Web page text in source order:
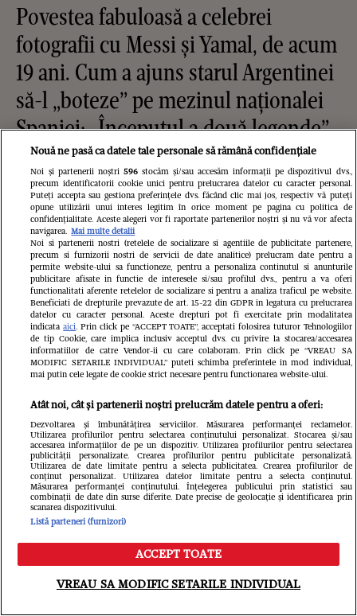
Povestea fabuloasă a celebrei
fotografii cu Messi și Yamal, de acum
19 ani. Cum a ajuns starul Argentinei
să-l „boteze” pe mezinul naționalei
Spaniei: „Începutul a două legende”
FANATIK.RO
Marcel Pușcaș, uimit de ce a văzut în
FCSB – FC Argeș 2-0: „De la sublim
la aproape ridicol”
Aymen Boutoutaou, noua
GSP.RO
Meniu Caută
Nouă ne pasă ca datele tale personale să rămână confidențiale
Noi și partenerii noștri 596stocăm și/sau accesăm informații pe dispozitivul dvs.,
precum identificatorii cookie unici pentru prelucrarea datelor cu caracter personal.
Puteți accepta sau gestiona preferințele dvs. făcând clic mai jos, respectiv vă puteți
opune utilizării unui interes legitim în orice moment pe pagina cu politica de
confidențialitate. Aceste alegeri vor fi raportate partenerilor noștri și nu vă vor afecta
navigarea. Mai multe detalii
Noi si partenerii nostri (retelele de socializare si agentiile de publicitate partenere,
precum si furnizorii nostri de servicii de date analitice) prelucram date pentru a
permite website-ului sa functioneze, pentru a personaliza continutul si anunturile
publicitare afisate in functie de interesele si/sau profilul dvs., pentru a va oferi
functionalitati aferente retelelor de socializare si pentru a analiza traficul pe website.
Beneficiati de drepturile prevazute de art. 15-22 din GDPR in legatura cu prelucrarea
datelor cu caracter personal. Aceste drepturi pot fi exercitate prin modalitatea
indicataaici. Prin click pe “ACCEPT TOATE”, acceptati folosirea tuturor Tehnologiilor
de tip Cookie, care implica inclusiv acceptul dvs. cu privire la stocarea/accesarea
informatiilor de catre Vendor-ii cu care colaboram. Prin click pe “VREAU SA
MODIFIC SETARILE INDIVIDUAL” puteti schimba preferintele in mod individual,
mai putin cele legate de cookie strict necesare pentru functionarea website-ului.
Atât noi, cât și partenerii noștri prelucrăm datele pentru a oferi:
Dezvoltarea și îmbunătățirea serviciilor. Măsurarea performanței reclamelor.
Utilizarea profilurilor pentru selectarea conținutului personalizat. Stocarea și/sau
accesarea informațiilor de pe un dispozitiv. Utilizarea profilurilor pentru selectarea
publicității personalizate. Crearea profilurilor pentru publicitate personalizată.
Utilizarea de date limitate pentru a selecta publicitatea. Crearea profilurilor de
conținut personalizat. Utilizarea datelor limitate pentru a selecta conținutul.
Măsurarea performanței conținutului. Înțelegerea publicului prin statistici sau
combinații de date din surse diferite. Date precise de geolocație și identificarea prin
scanarea dispozitivului.
Listă parteneri (furnizori)
ACCEPT TOATE
VREAU SA MODIFIC SETARILE INDIVIDUAL